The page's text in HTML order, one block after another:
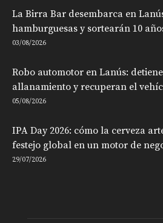
La Birra Bar desembarca en
hamburguesas y sortearán 10
03/08/2026
Robo automotor en Lanús:
allanamiento y recuperan el
05/08/2026
IPA Day 2026: cómo la cerveza
festejo global en un motor de
29/07/2026